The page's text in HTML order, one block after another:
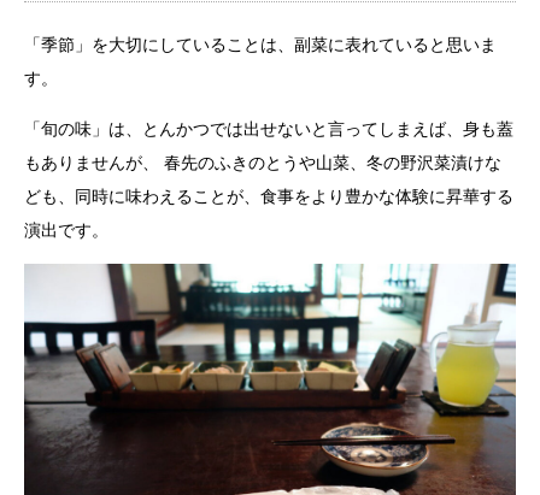
「季節」を大切にしていることは、副菜に表れていると思いま
す。
「旬の味」は、とんかつでは出せないと言ってしまえば、身も蓋
もありませんが、 春先のふきのとうや山菜、冬の野沢菜漬けな
ども、同時に味わえることが、食事をより豊かな体験に昇華する
演出です。